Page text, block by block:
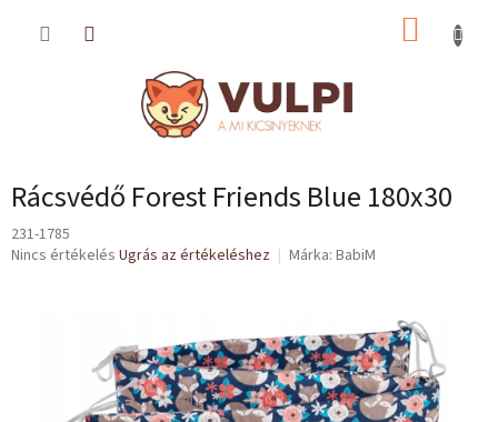
KOSÁR
Rácsvédő Forest Friends Blue 180x30
231-1785
A
Nincs értékelés Ugrás az értékeléshez Márka: BabiM